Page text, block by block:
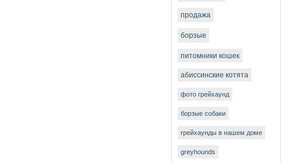
продажа
борзые
питомники кошек
абиссинские котята
фото грейхаунд
борзые собаки
грейхаунды в нашем доме
greyhounds